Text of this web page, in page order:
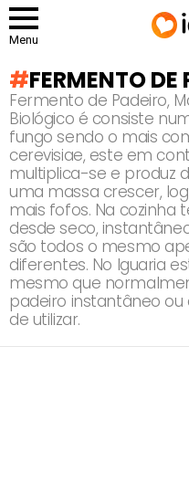
Menu
FERMENTO DE
Fermento de Padeiro,
Biológico é consiste
fungo sendo o mais
cerevisiae, este em
multiplica-se e produz
uma massa crescer,
mais fofos. Na cozinha
desde seco,
são todos o mesmo
diferentes. No Iguaria
mesmo que
padeiro instantâneo
de utilizar.